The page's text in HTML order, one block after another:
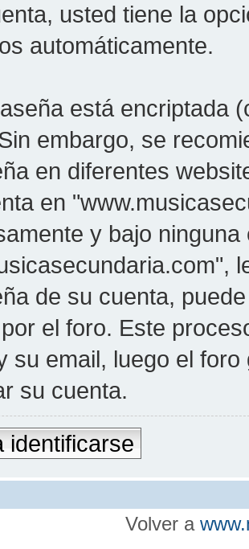
usted tiene la
automáticamente.
está encriptada
embargo, se
en diferentes
en
y bajo
de su cuenta,
el foro. Este
su email, luego el
su cuenta.
identificarse
Volver a